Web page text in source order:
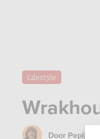
Lifestyle
Door Pepijn